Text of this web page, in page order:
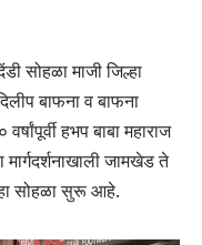
सोहळा माजी जिल्हा
बाफना व बाफना
हभप बाबा महाराज
जामखेड ते
सोहळा सुरू आहे.